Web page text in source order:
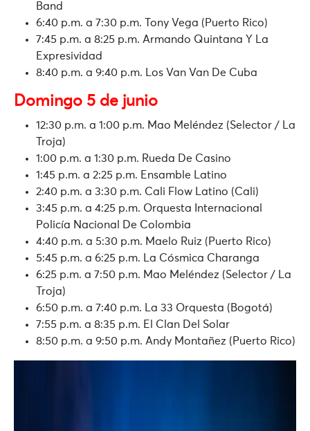
Band
6:40 p.m. a 7:30 p.m. Tony Vega (Puerto Rico)
7:45 p.m. a 8:25 p.m. Armando Quintana Y La
Expresividad
8:40 p.m. a 9:40 p.m. Los Van Van De Cuba
Domingo 5 de junio
12:30 p.m. a 1:00 p.m. Mao Meléndez (Selector / La
Troja)
1:00 p.m. a 1:30 p.m. Rueda De Casino
1:45 p.m. a 2:25 p.m. Ensamble Latino
2:40 p.m. a 3:30 p.m. Cali Flow Latino (Cali)
3:45 p.m. a 4:25 p.m. Orquesta Internacional
Policía Nacional De Colombia
4:40 p.m. a 5:30 p.m. Maelo Ruiz (Puerto Rico)
5:45 p.m. a 6:25 p.m. La Cósmica Charanga
6:25 p.m. a 7:50 p.m. Mao Meléndez (Selector / La
Troja)
6:50 p.m. a 7:40 p.m. La 33 Orquesta (Bogotá)
7:55 p.m. a 8:35 p.m. El Clan Del Solar
8:50 p.m. a 9:50 p.m. Andy Montañez (Puerto Rico)